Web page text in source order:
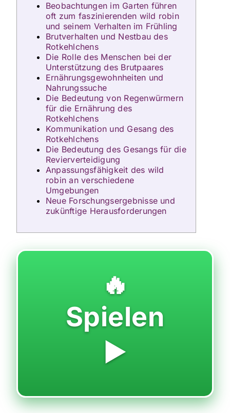
Beobachtungen im Garten führen
oft zum faszinierenden wild robin
und seinem Verhalten im Frühling
Brutverhalten und Nestbau des
Rotkehlchens
Die Rolle des Menschen bei der
Unterstützung des Brutpaares
Ernährungsgewohnheiten und
Nahrungssuche
Die Bedeutung von Regenwürmern
für die Ernährung des
Rotkehlchens
Kommunikation und Gesang des
Rotkehlchens
Die Bedeutung des Gesangs für die
Revierverteidigung
Anpassungsfähigkeit des wild
robin an verschiedene
Umgebungen
Neue Forschungsergebnisse und
zukünftige Herausforderungen
🔥
Spielen
▶️